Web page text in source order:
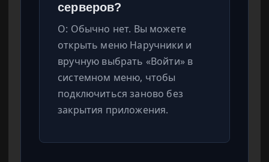
серверов?
О: Обычно нет. Вы можете
открыть меню Наручники и
вручную выбрать «Войти» в
системном меню, чтобы
подключиться заново без
закрытия приложения.